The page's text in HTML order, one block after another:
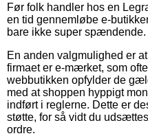
Før folk handler hos en
en tid gennemløbe e-
bare ikke super spændende.
En anden valgmulighed er
firmaet er e-mærket, som
webbutikken opfylder de
med at shoppen hyppigt
indført i reglerne. Dette er
støtte, for så vidt du
ordre.